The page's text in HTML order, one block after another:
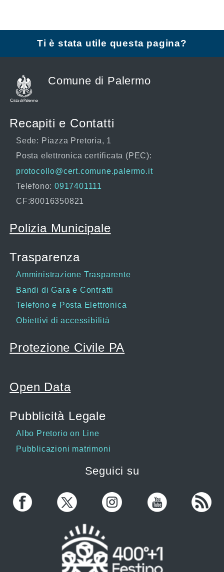
Ti è stata utile questa pagina?
Comune di Palermo
Recapiti e Contatti
Sede: Piazza Pretoria, 1
Posta elettronica certificata (PEC):
protocollo@cert.comune.palermo.it
Telefono: 0917401111
CF:80016350821
Polizia Municipale
Trasparenza
Amministrazione Trasparente
Bandi di Gara e Contratti
Telefono e Posta Elettronica
Obiettivi di accessibilità
Protezione Civile PA
Open Data
Pubblicità Legale
Albo Pretorio on Line
Pubblicazioni matrimoni
Seguici su